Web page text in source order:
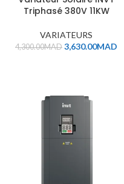
Triphasé 380V 11KW
VARIATEURS
4,300.00MAD 3,630.00MAD